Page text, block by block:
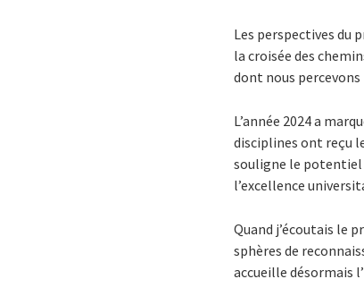
Les perspectives du
la croisée des
dont nous
L’année 2024 a
disciplines ont reçu
souligne le potentiel
l’excellence
Quand j’écoutais le
sphères de
accueille désormais